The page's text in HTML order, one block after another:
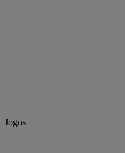
Jogos